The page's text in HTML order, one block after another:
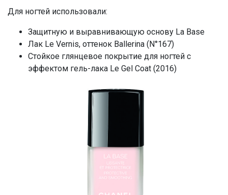
Для ногтей использовали:
Защитную и выравнивающую основу La Base
Лак Le Vernis, оттенок Ballerina (N°167)
Стойкое глянцевое покрытие для ногтей с
эффектом гель-лака Le Gel Coat (2016)